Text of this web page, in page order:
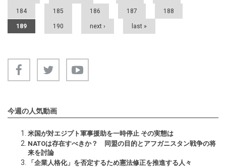
184 185 186 187 188
189 190 next › last »
今週の人気動画
米国が対エジプト軍事援助を一時停止 その実態は
NATOは存在すべきか？ 同盟の目的とアフガニスタン戦争の将
来を討論
「企業人格化」を否定するため憲法修正を推進する人々